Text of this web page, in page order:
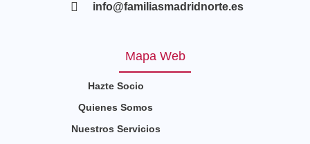
info@familiasmadridnorte.es
Mapa Web
Hazte Socio
Quienes Somos
Nuestros Servicios